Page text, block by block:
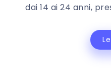
dai 14 ai 24 anni,